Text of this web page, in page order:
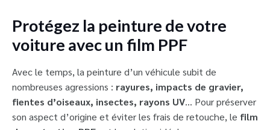
Protégez la peinture de votre
voiture avec un film PPF
Avec le temps, la peinture d’un véhicule subit de
nombreuses agressions : rayures, impacts de gravier,
fientes d’oiseaux, insectes, rayons UV… Pour préserver
son aspect d’origine et éviter les frais de retouche, le film